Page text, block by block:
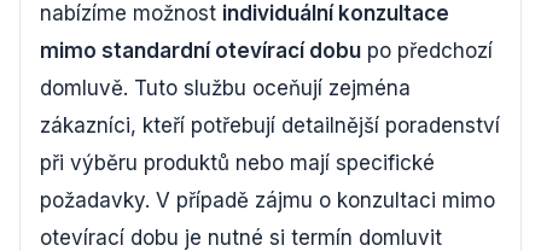
nabízíme možnost individuální konzultace
mimo standardní otevírací dobu po předchozí
domluvě. Tuto službu oceňují zejména
zákazníci, kteří potřebují detailnější poradenství
při výběru produktů nebo mají specifické
požadavky. V případě zájmu o konzultaci mimo
otevírací dobu je nutné si termín domluvit